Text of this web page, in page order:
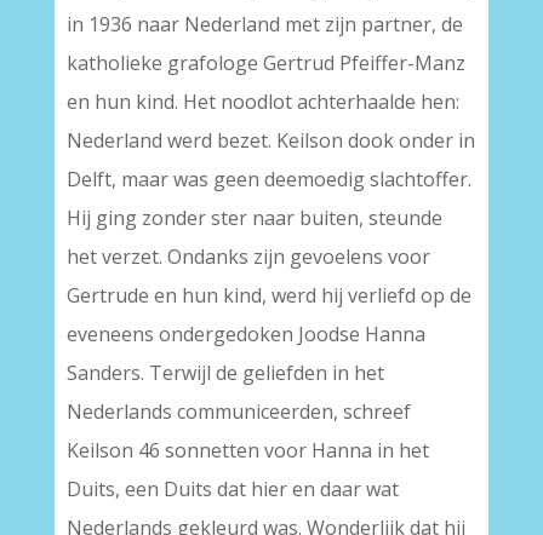
in 1936 naar Nederland met zijn partner, de
katholieke grafologe Gertrud Pfeiffer-Manz
en hun kind. Het noodlot achterhaalde hen:
Nederland werd bezet. Keilson dook onder in
Delft, maar was geen deemoedig slachtoffer.
Hij ging zonder ster naar buiten, steunde
het verzet. Ondanks zijn gevoelens voor
Gertrude en hun kind, werd hij verliefd op de
eveneens ondergedoken Joodse Hanna
Sanders. Terwijl de geliefden in het
Nederlands communiceerden, schreef
Keilson 46 sonnetten voor Hanna in het
Duits, een Duits dat hier en daar wat
Nederlands gekleurd was. Wonderlijk dat hij